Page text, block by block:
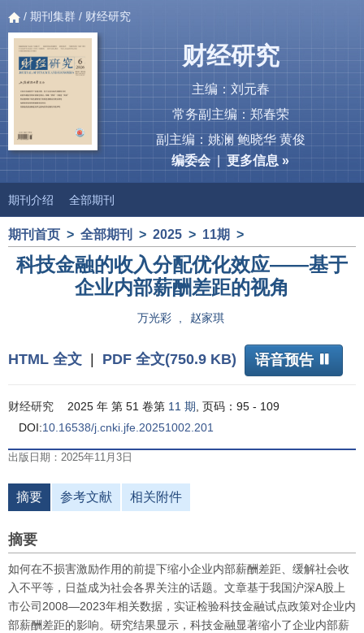
/ 期刊集群 / 财经研究
财经研究
主编：刘元春
常务副主编：郑春荣
副主编：姚澜 鲍晓华 黄俊
编委会|更多信息 »
期刊介绍 全部期刊
期刊首页 > 全部期刊 > 2025 > 11期 >
科技金融的收入分配优化效应——基于
企业内部薪酬差距的视角
万光彩 赵家琪
HTML 全文 PDF 全文(750.9 KB) 语音预告
财经研究 2025 年 第 51 卷第 11 期 , 页码：95 - 109
DOI:10.16538/j.cnki.jfe.20251002.201
出版日期：2025年11月3日
摘要 参考文献 相关附件
摘要
如何在不损害激励作用的前提下缩小企业内部薪酬差距、缓解社会收
入不平等，日益成为社会各界关注的话题。文章基于我国沪深A股上
市公司2008—2023年相关数据，实证检验科技金融试点政策对企业内
部薪酬差距的影响。研究结果显示，科技金融显著缩小了企业内部薪